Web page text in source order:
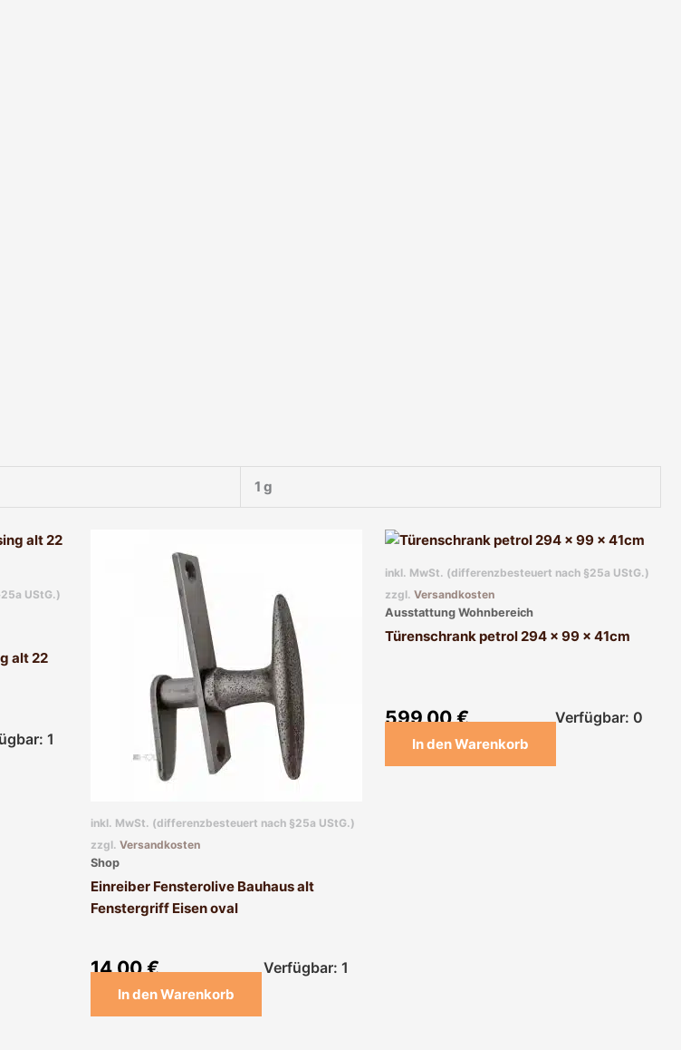
1 g
UStG.)
alt 22
1
inkl. MwSt. (differenzbesteuert nach §25a UStG.)
zzgl. Versandkosten
Shop
Einreiber Fensterolive Bauhaus alt
Fenstergriff Eisen oval
14,00€ Verfügbar: 1
In den Warenkorb
inkl. MwSt. (differenzbesteuert nach §25a UStG.)
zzgl. Versandkosten
Ausstattung Wohnbereich
Türenschrank petrol 294 x 99 x 41cm
599,00€ Verfügbar: 0
In den Warenkorb